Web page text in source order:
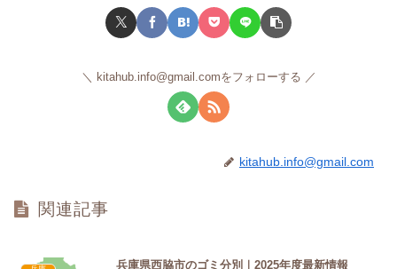
kitahub.info@gmail.comをフォローする
kitahub.info@gmail.com
関連記事
兵庫県西脇市のゴミ分別｜2025年度最新情報